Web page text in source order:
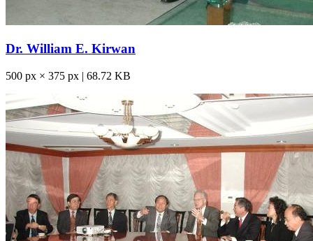
Dr. William E. Kirwan
500 px × 375 px | 68.72 KB